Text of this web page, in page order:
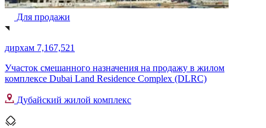
Для продажи
дирхам 7,167,521
Участок смешанного назначения на продажу в жилом
комплексе Dubai Land Residence Complex (DLRC)
Дубайский жилой комплекс